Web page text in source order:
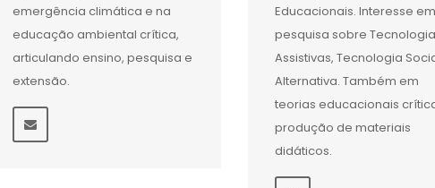
emergência climática e na
educação ambiental crítica,
articulando ensino, pesquisa e
extensão.
Educacionais. Interesse em
pesquisa sobre
Assistivas, Tecnologia
Alternativa. Também em
teorias educacionais
produção de materiais
didáticos.